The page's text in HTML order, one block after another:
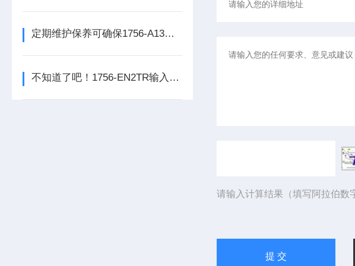
定期维护保养可确保1756-A13数字量输出模块的正常运行
不知道了吧！1756-EN2TR输入模块是数控系统动力的保障
请输入计算结果（填写阿拉伯数